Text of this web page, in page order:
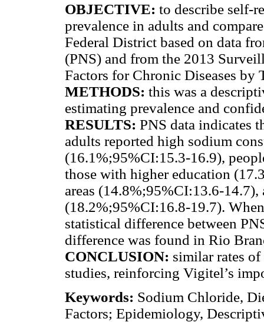
OBJECTIVE: to describe self-
prevalence in adults and
Federal District based on data
(PNS) and from the 2013
Factors for Chronic Diseases by
METHODS: this was a
estimating prevalence and
RESULTS: PNS data indicates
adults reported high sodium
(16.1%;95%CI:15.3-16.9),
those with higher education
areas (14.8%;95%CI:13.6-
(18.2%;95%CI:16.8-19.7).
statistical difference between
difference was found in Rio
CONCLUSION: similar rates
studies, reinforcing Vigitel’s
Keywords: Sodium Chloride,
Factors; Epidemiology,